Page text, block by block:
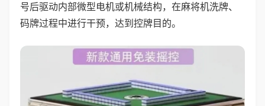
号后驱动内部微型电机或机械结构，在麻将机洗牌、
码牌过程中进行干预，达到控牌目的。